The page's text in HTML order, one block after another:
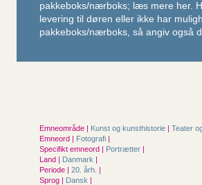
pakkeboks/nærboks; læs mere her.
levering til døren eller ikke har
pakkeboks/nærboks, så angiv også
Emneområde | Kunst og kunsthistorie | Teater
Emneord | Fotografi |
Specifikt emneord | Portrætter |
Land | Danmark |
Periode | 20. årh. |
Sprog | Dansk |